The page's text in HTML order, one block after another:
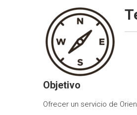
Aragón
Objetivo
Ofrecer un servicio de